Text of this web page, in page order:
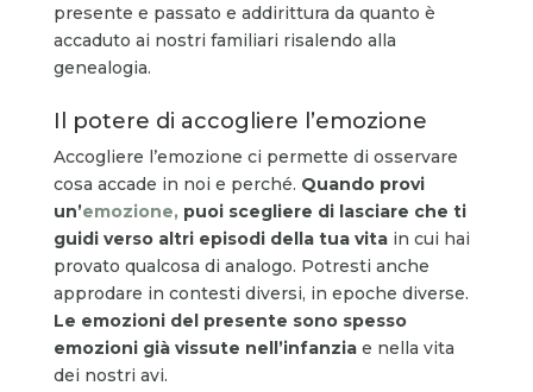
presente e passato e addirittura da quanto è
accaduto ai nostri familiari risalendo alla
genealogia.
Il potere di accogliere l’emozione
Accogliere l’emozione ci permette di osservare
cosa accade in noi e perché. Quando provi
un’emozione,puoi scegliere di lasciare che ti
guidi verso altri episodi della tua vitain cui hai
provato qualcosa di analogo. Potresti anche
approdare in contesti diversi, in epoche diverse.
Le emozioni del presente sono spesso
emozioni già vissute nell’infanziae nella vita
dei nostri avi.